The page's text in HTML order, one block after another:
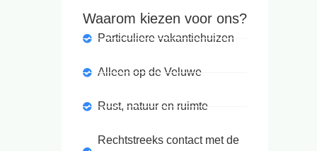
Waarom kiezen voor ons?
Particuliere vakantiehuizen
Alleen op de Veluwe
Rust, natuur en ruimte
Rechtstreeks contact met de